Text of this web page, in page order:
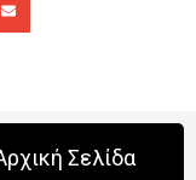
Σελίδα